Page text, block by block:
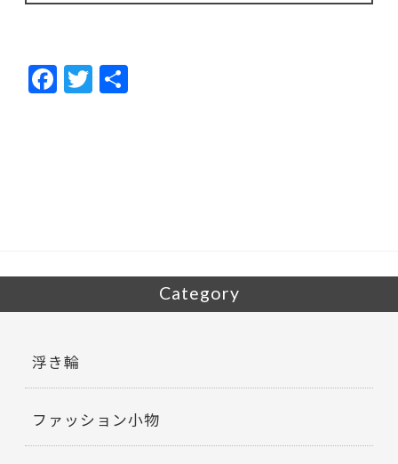
F
ac
T
w
Category
浮き輪
ファッション小物